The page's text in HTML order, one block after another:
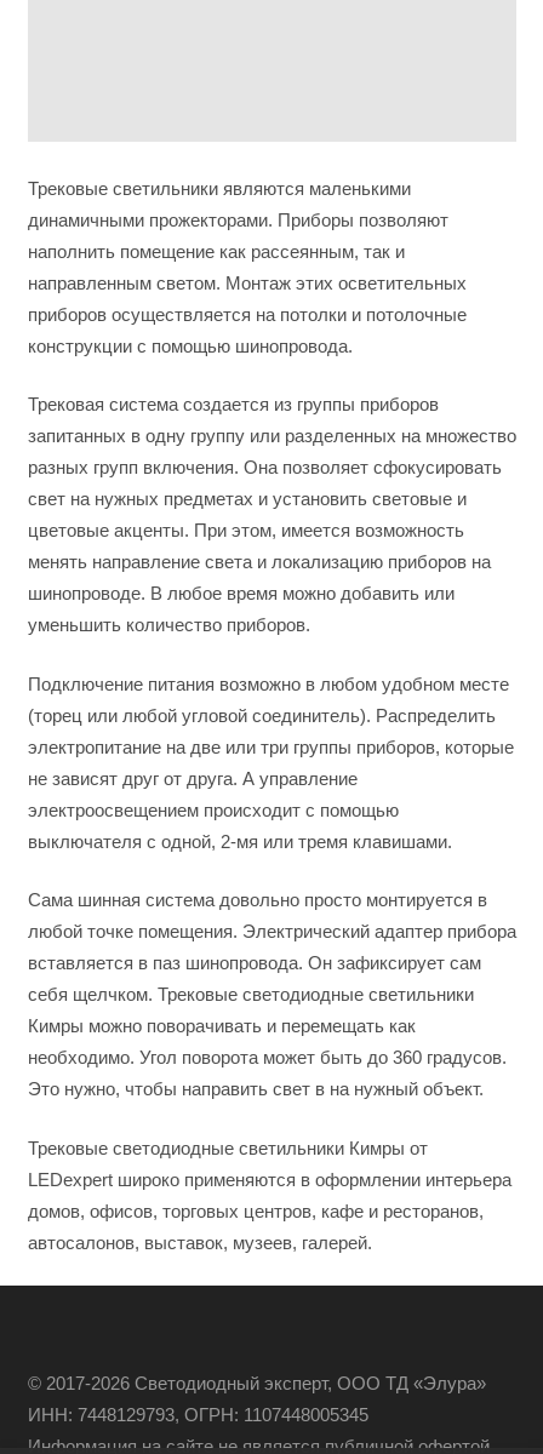
Трековые светильники являются маленькими
динамичными прожекторами. Приборы позволяют
наполнить помещение как рассеянным, так и
направленным светом. Монтаж этих осветительных
приборов осуществляется на потолки и потолочные
конструкции с помощью шинопровода.
Трековая система создается из группы приборов
запитанных в одну группу или разделенных на множество
разных групп включения. Она позволяет сфокусировать
свет на нужных предметах и установить световые и
цветовые акценты. При этом, имеется возможность
менять направление света и локализацию приборов на
шинопроводе. В любое время можно добавить или
уменьшить количество приборов.
Подключение питания возможно в любом удобном месте
(торец или любой угловой соединитель). Распределить
электропитание на две или три группы приборов, которые
не зависят друг от друга. А управление
электроосвещением происходит с помощью
выключателя с одной, 2-мя или тремя клавишами.
Сама шинная система довольно просто монтируется в
любой точке помещения. Электрический адаптер прибора
вставляется в паз шинопровода. Он зафиксирует сам
себя щелчком. Трековые светодиодные светильники
Кимры можно поворачивать и перемещать как
необходимо. Угол поворота может быть до 360 градусов.
Это нужно, чтобы направить свет в на нужный объект.
Трековые светодиодные светильники Кимры от
LEDexpert широко применяются в оформлении интерьера
домов, офисов, торговых центров, кафе и ресторанов,
автосалонов, выставок, музеев, галерей.
© 2017-2026 Светодиодный эксперт, ООО ТД «Элура»
ИНН: 7448129793, ОГРН: 1107448005345
Информация на сайте не является публичной офертой